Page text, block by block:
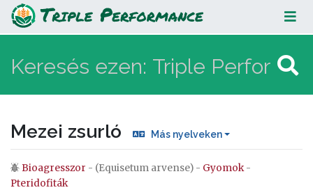
Mezei zsurló
Mezei zsurló Más nyelveken
Ugrás:navigáció,keresés
Bioagresszor - (Equisetum arvense) - Gyomok-
Pteridofiták